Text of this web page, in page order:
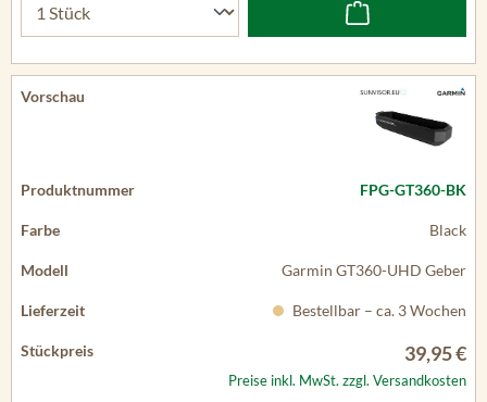
FPG-GT360-BK
Black
Garmin GT360-UHD Geber
Bestellbar – ca. 3 Wochen
39,95 €
Preise inkl. MwSt. zzgl. Versandkosten